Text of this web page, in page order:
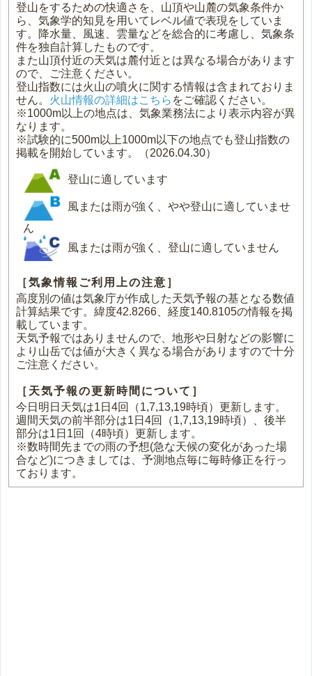
登山をするための快適さを、山頂や山麓の気象条件か
ら、気象学的知見を用いてレベル値で表現をしていま
す。降水量、風速、雲量などを総合的に考慮し、気象条
件を独自計算したものです。
また山頂付近の天気は麓付近とは異なる場合があります
ので、ご注意ください。
登山指数には火山の噴火に関する情報は含まれておりま
せん。 火山情報の詳細はこちら をご確認ください。
※1000m以上の地点は、気象業務法により表示内容が異
なります。
※試験的に500m以上1000m以下の地点でも登山指数の
掲載を開始しています。（2026.04.30）
登山に適しています
風または雨が強く、やや登山に適していませ
ん
風または雨が強く、登山に適していません
［気象情報ご利用上の注意］
高度別の値は気象庁が作成した天気予報の基となる数値
計算結果です。緯度42.8266、経度140.8105の情報を掲
載しています。
天気予報ではありませんので、地形や日射などの影響に
より山岳では値が大きく異なる場合がありますので十分
ご注意ください。
［天気予報の更新時間について］
今日明日天気は1日4回（1,7,13,19時頃）更新します。
週間天気の前半部分は1日4回（1,7,13,19時頃）、後半
部分は1日1回（4時頃）更新します。
※数時間先までの雨の予想(急な天候の変化があった場
合など)につきましては、予測地点毎に毎時修正を行っ
ております。